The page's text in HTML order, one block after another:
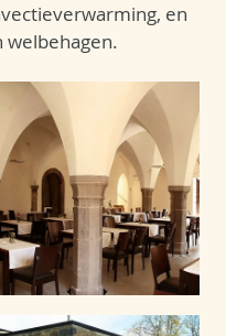
en
welbehagen.